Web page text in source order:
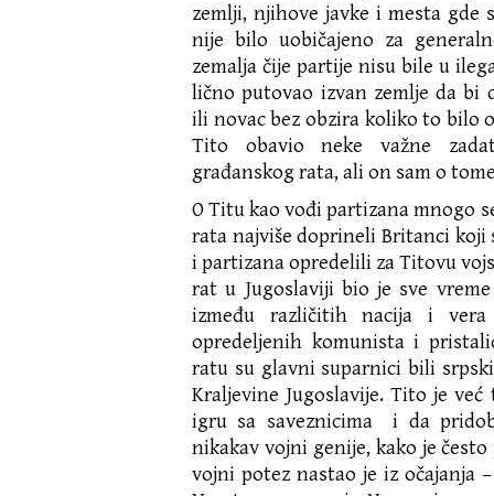
zemlji, njihove javke i mesta gde
nije bilo uobičajeno za
zemalja čije partije nisu bile u
lično putovao izvan zemlje da bi
ili novac bez obzira koliko to bilo
Tito obavio neke važne
građanskog rata, ali on sam o
O Titu kao vođi partizana mnogo
rata najviše doprineli Britanci koji
i partizana opredelili za Titovu
rat u Jugoslaviji bio je sve
između različitih nacija i
opredeljenih komunista i
ratu su glavni suparnici bili
Kraljevine Jugoslavije. Tito je
igru sa saveznicima i da
nikakav vojni genije, kako je
vojni potez nastao je iz očajanja